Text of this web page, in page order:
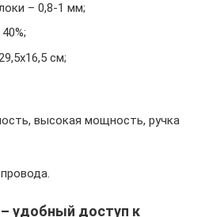
– 0,8-1 мм;
см;
высокая мощность, ручка
– удобный доступ к